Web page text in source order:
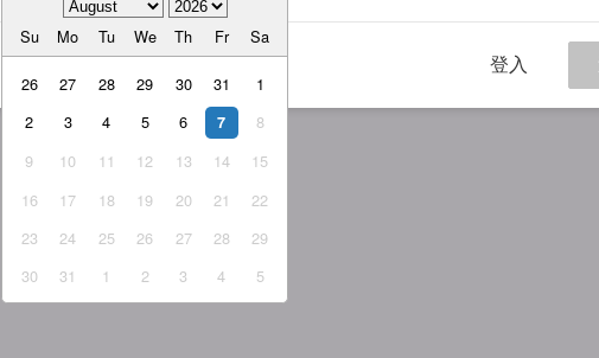
Su Mo Tu We Th Fr Sa
26 27 28 29 30 31
1
2
3 4 5 6 7
8
9
10 11 12 13 14
15
16
17 18 19 20 21
22
23
24 25 26 27 28
29
30
31 1 2 3 4 5
登入